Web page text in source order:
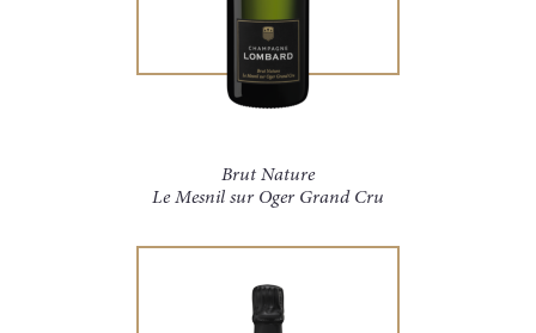
Brut Nature
Le Mesnil sur Oger Grand Cru